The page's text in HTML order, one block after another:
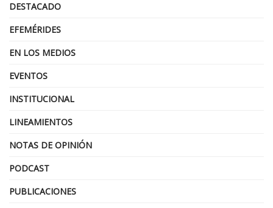
DESTACADO
EFEMÉRIDES
EN LOS MEDIOS
EVENTOS
INSTITUCIONAL
LINEAMIENTOS
NOTAS DE OPINIÓN
PODCAST
PUBLICACIONES